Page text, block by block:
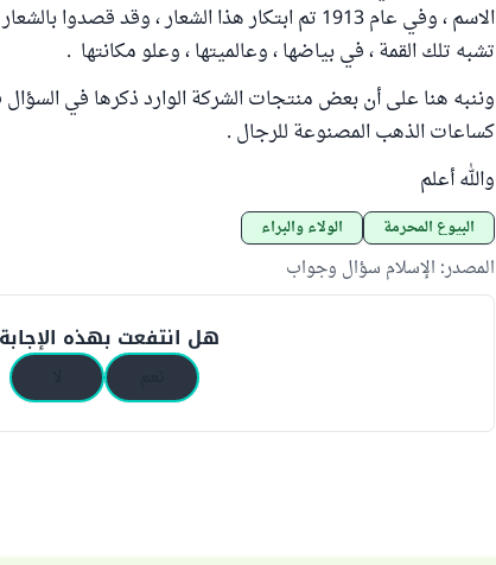
الاسم ، وفي عام 1913 تم ابتكار هذا الشعار ، وقد
تشبه تلك القمة ، في بياضها ، وعالميتها ، وعلو مكانتها .
وننبه هنا على أن بعض منتجات الشركة الوارد ذكرها في
كساعات الذهب المصنوعة للرجال .
والله أعلم
البيوع المحرمة الولاء والبراء
المصدر: الإسلام سؤال وجواب
هل انتفعت بهذه